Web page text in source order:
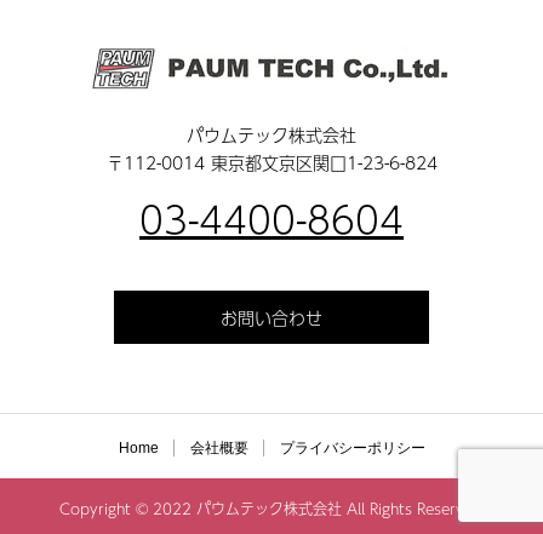
パウムテック株式会社
〒112-0014 東京都文京区関口1-23-6-824
03-4400-8604
お問い合わせ
Home 会社概要 プライバシーポリシー
Copyright © 2022 パウムテック株式会社 All Rights Reserved.